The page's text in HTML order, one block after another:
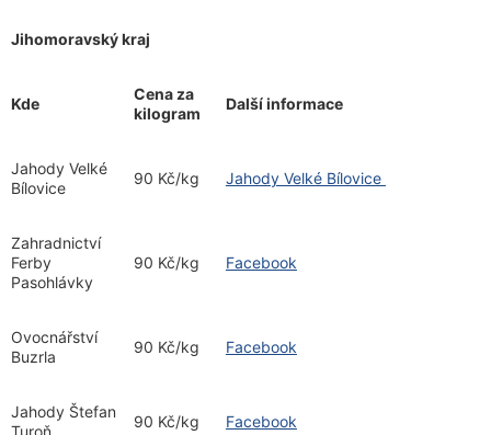
Jihomoravský kraj
Kde
Cena za
kilogram
Další informace
Jahody Velké
Bílovice
90 Kč/kg Jahody Velké Bílovice
Zahradnictví
Ferby
Pasohlávky
90 Kč/kg Facebook
Ovocnářství
Buzrla
90 Kč/kg Facebook
Jahody Štefan
Turoň
90 Kč/kg Facebook